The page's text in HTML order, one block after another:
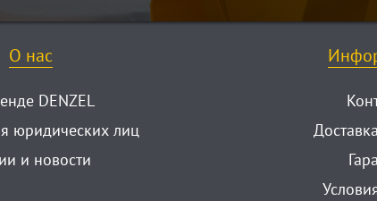
О нас
DENZEL
юридических лиц
и новости